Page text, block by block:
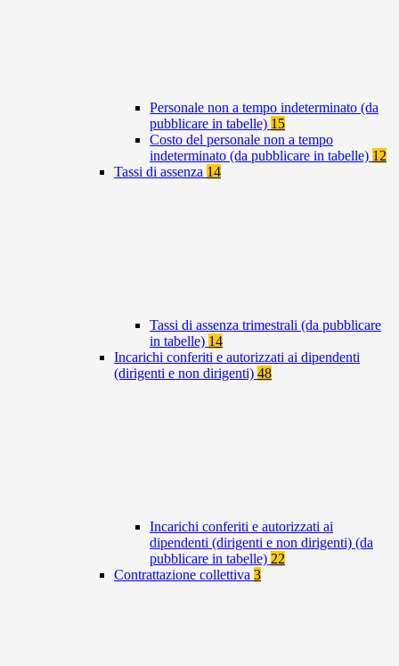
Personale non a tempo indeterminato (da
pubblicare in tabelle) 15
Costo del personale non a tempo
indeterminato (da pubblicare in tabelle) 12
Tassi di assenza 14
Tassi di assenza trimestrali (da pubblicare
in tabelle) 14
Incarichi conferiti e autorizzati ai dipendenti
(dirigenti e non dirigenti) 48
Incarichi conferiti e autorizzati ai
dipendenti (dirigenti e non dirigenti) (da
pubblicare in tabelle) 22
Contrattazione collettiva 3